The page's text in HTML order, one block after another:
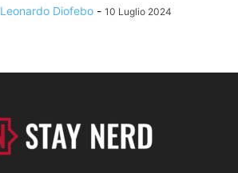
Leonardo Diofebo - 10 Luglio 2024